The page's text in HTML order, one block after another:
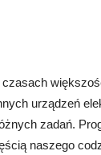
urządzeń
zadań.
naszego